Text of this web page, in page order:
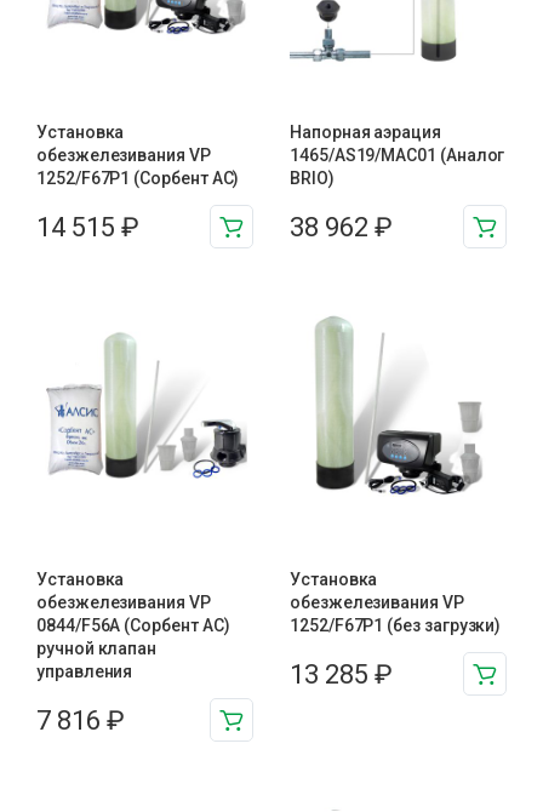
Установка
обезжелезивания VP
1252/F67P1 (Сорбент АС)
14 515 ₽
Напорная аэрация
1465/AS19/MAC01 (Аналог
BRIO)
38 962 ₽
Установка
обезжелезивания VP
0844/F56A (Сорбент АС)
ручной клапан
управления
7 816 ₽
Установка
обезжелезивания VP
1252/F67P1 (без загрузки)
13 285 ₽